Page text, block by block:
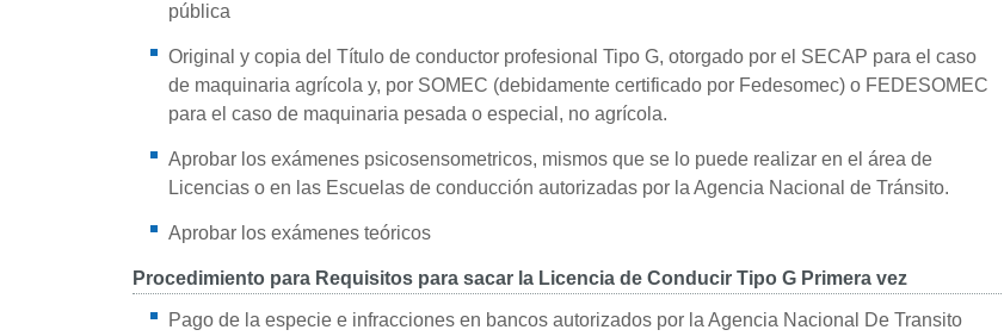
pública
Original y copia del Título de conductor profesional Tipo G, otorgado por el SECAP para el caso
de maquinaria agrícola y, por SOMEC (debidamente certificado por Fedesomec) o FEDESOMEC
para el caso de maquinaria pesada o especial, no agrícola.
Aprobar los exámenes psicosensometricos, mismos que se lo puede realizar en el área de
Licencias o en las Escuelas de conducción autorizadas por la Agencia Nacional de Tránsito.
Aprobar los exámenes teóricos
Procedimiento para Requisitos para sacar la Licencia de Conducir Tipo G Primera vez
Pago de la especie e infracciones en bancos autorizados por la Agencia Nacional De Transito